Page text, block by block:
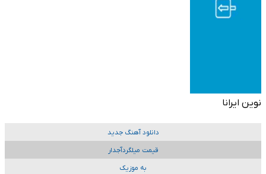
نوین ایرانا
دانلود آهنگ جدید
قیمت میلگردآجدار
به موزیک